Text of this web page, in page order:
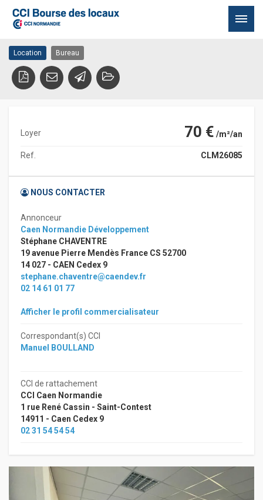
contenu
Location Bureau CAEN
14000 CAEN
Location Bureau
Loyer 70 € /m²/an
Ref. CLM26085
NOUS CONTACTER
Annonceur
Caen Normandie Développement
Stéphane CHAVENTRE
19 avenue Pierre Mendès France CS 52700
14 027 - CAEN Cedex 9
stephane.chaventre@caendev.fr
02 14 61 01 77
Afficher le profil commercialisateur
Correspondant(s) CCI
Manuel BOULLAND
CCI de rattachement
CCI Caen Normandie
1 rue René Cassin - Saint-Contest
14911 - Caen Cedex 9
02 31 54 54 54